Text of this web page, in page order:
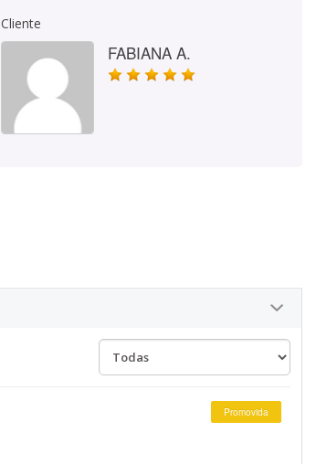
Cliente
FABIANA A.
Promovida